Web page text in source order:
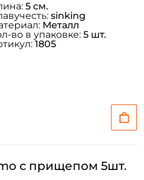
5 см.
sinking
Металл
во в упаковке: 5 шт.
1805
с прищепом 5шт.